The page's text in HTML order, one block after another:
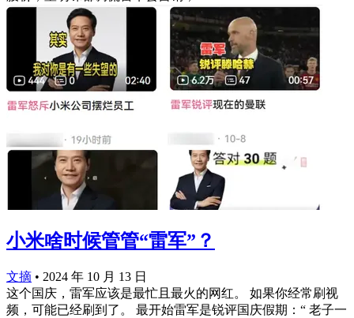
小米啥时候管管“雷军”？
文摘 • 2024 年 10 月 13 日
这个国庆，雷军应该是最忙且最火的网红。 如果你经常刷视
频，可能已经刷到了。 最开始雷军是锐评国庆假期：“ 老子一